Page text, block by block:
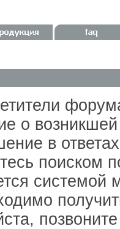
о
в
поиском
системой